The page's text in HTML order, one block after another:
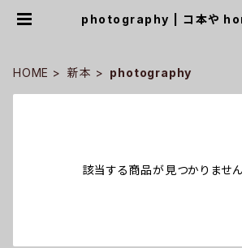
photography | コ本や
HOME 新本 photography
該当する商品が見つかりません